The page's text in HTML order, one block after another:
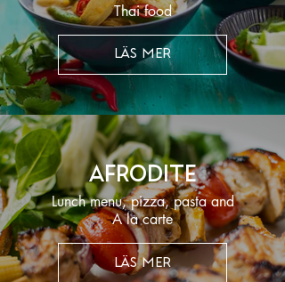
Thai food
LÄS MER
Afrodite
Lunch menu, pizza, pasta and
A la carte
LÄS MER